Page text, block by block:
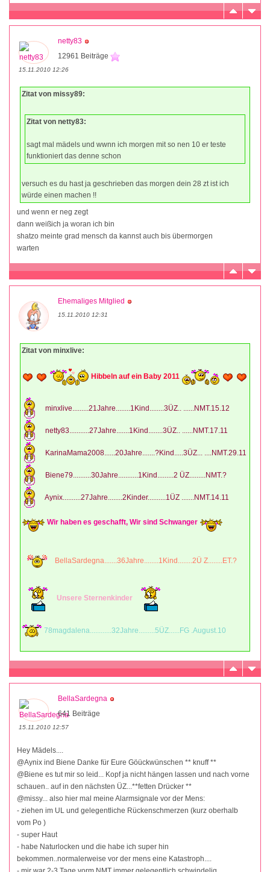
netty83
12961 Beiträge
15.11.2010 12:26
Zitat von missy89:
Zitat von netty83:
sagt mal mädels und wwnn ich morgen mit so nen 10 er teste
funktioniert das denne schon
versuch es du hast ja geschrieben das morgen dein 28 zt ist ich
würde einen machen !!
und wenn er neg zegt
dann weißich ja woran ich bin
shatzo meinte grad mensch da kannst auch bis übermorgen
warten
Ehemaliges Mitglied
15.11.2010 12:31
Zitat von minxlive:
Hibbeln auf ein Baby 2011
minxlive.........21Jahre........1Kind........3ÜZ.. ......NMT.15.12
netty83...........27Jahre.......1Kind........3ÜZ.. ......NMT.17.11
KarinaMama2008......20Jahre.......?Kind.....3ÜZ... ....NMT.29.11
Biene79..........30Jahre...........1Kind.........2 ÜZ.........NMT.?
Aynix..........27Jahre........2Kinder..........1ÜZ .......NMT.14.11
Wir haben es geschafft, Wir sind Schwanger
BellaSardegna.......36Jahre........1Kind........2Ü Z........ET.?
Unsere Sternenkinder
78magdalena............32Jahre.........5ÜZ......FG .August.10
BellaSardegna
641 Beiträge
15.11.2010 12:57
Hey Mädels....
@Aynix ind Biene Danke für Eure Göückwünschen ** knuff **
@Biene es tut mir so leid... Kopf ja nicht hängen lassen und nach vorne
schauen.. auf in den nächsten ÜZ...**fetten Drücker **
@missy... also hier mal meine Alarmsignale vor der Mens:
- ziehen im UL und gelegentliche Rückenschmerzen (kurz oberhalb
vom Po )
- super Haut
- habe Naturlocken und die habe ich super hin
bekommen..normalerweise vor der mens eine Katastroph....